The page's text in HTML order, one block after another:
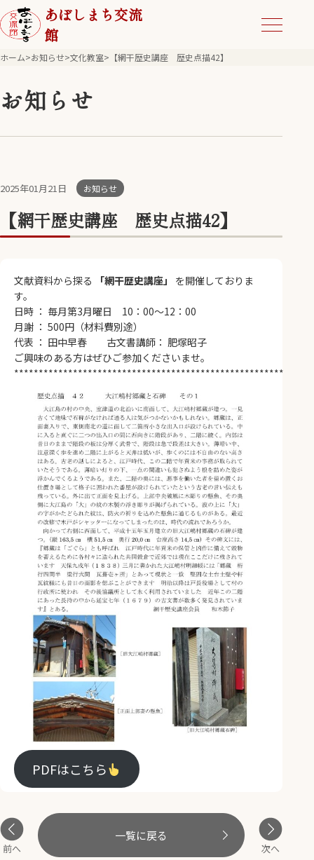
あぼしまち交流
館
ホーム>お知らせ>文化教室> 【網干歴史講座 歴史点描42】
お知らせ
2025年01月21日 お知らせ
【網干歴史講座 歴史点描42】
文献資料から探る 「網干歴史講座」 を開催しておりま
す。
日時 ： 毎月第3月曜日 10：00～12：00
月謝 ： 500円（材料費別途）
代表 ： 田中早春 古文書講師： 肥塚昭子
ご興味のある方はぜひご参加くださいませ。
*******************************************************
PDFはこちら
前へ
一覧に戻る
次へ